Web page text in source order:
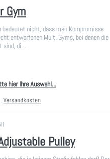
Gym
bedeutet nicht, dass man Kompromisse
entworfenen Multi Gyms, bei denen die
sind, di…
hier Ihre Auswahl...
Versandkosten
Produkt liegen noch keine
Pulley